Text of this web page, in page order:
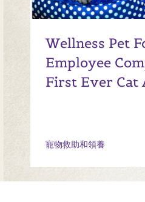
Wellness Pet
Employee
First Ever Cat
寵物救助和領養